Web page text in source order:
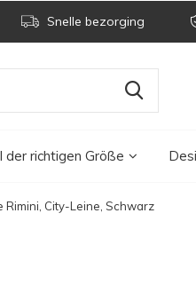
der richtigen Größe
Snelle bezorging
Rimini, City-Leine, Schwarz